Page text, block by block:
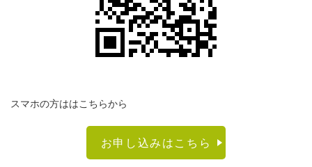
スマホの方ははこちらから
お申し込みはこちら